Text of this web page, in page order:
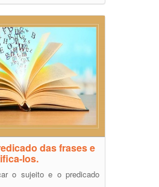
das frases e
los.
o sujeito e o predicado